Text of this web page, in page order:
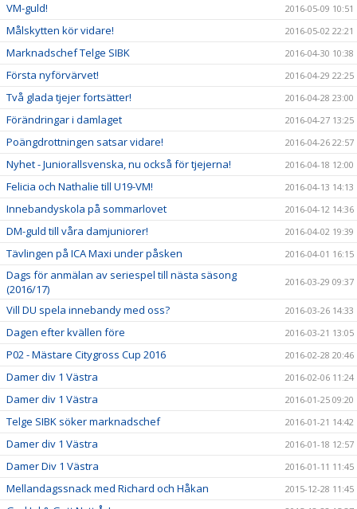
VM-guld! 2016-05-09 10:51
Målskytten kör vidare! 2016-05-02 22:21
Marknadschef Telge SIBK 2016-04-30 10:38
Första nyförvärvet! 2016-04-29 22:25
Två glada tjejer fortsätter! 2016-04-28 23:00
Förändringar i damlaget 2016-04-27 13:25
Poängdrottningen satsar vidare! 2016-04-26 22:57
Nyhet - Juniorallsvenska, nu också för tjejerna! 2016-04-18 12:00
Felicia och Nathalie till U19-VM! 2016-04-13 14:13
Innebandyskola på sommarlovet 2016-04-12 14:36
DM-guld till våra damjuniorer! 2016-04-02 19:39
Tävlingen på ICA Maxi under påsken 2016-04-01 16:15
Dags för anmälan av seriespel till nästa säsong
(2016/17)
2016-03-29 09:37
Vill DU spela innebandy med oss? 2016-03-26 14:33
Dagen efter kvällen före 2016-03-21 13:05
P02 - Mästare Citygross Cup 2016 2016-02-28 20:46
Damer div 1 Västra 2016-02-06 11:24
Damer div 1 Västra 2016-01-25 09:20
Telge SIBK söker marknadschef 2016-01-21 14:42
Damer div 1 Västra 2016-01-18 12:57
Damer Div 1 Västra 2016-01-11 11:45
Mellandagssnack med Richard och Håkan 2015-12-28 11:45